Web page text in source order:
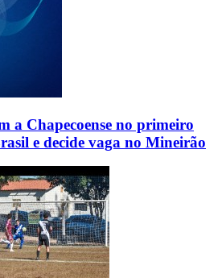
a Chapecoense no primeiro
e decide vaga no Mineirão